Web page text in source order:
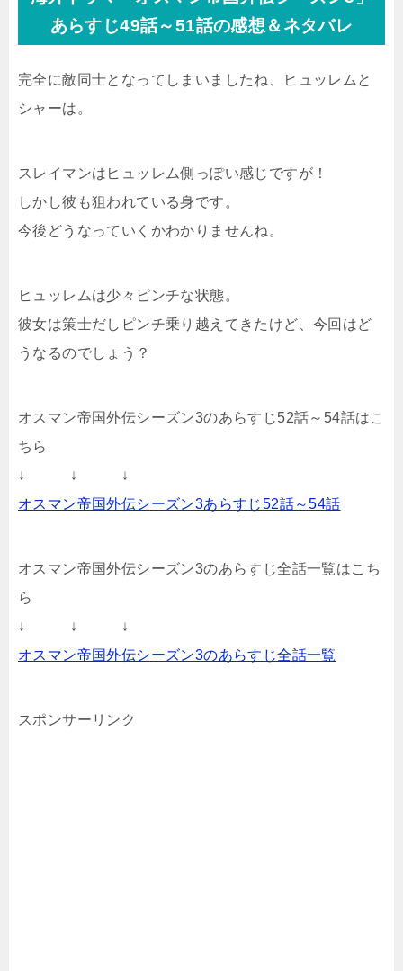
あらすじ49話～51話の感想＆ネタバレ
完全に敵同士となってしまいましたね、ヒュッレムと
シャーは。
スレイマンはヒュッレム側っぽい感じですが！
しかし彼も狙われている身です。
今後どうなっていくかわかりませんね。
ヒュッレムは少々ピンチな状態。
彼女は策士だしピンチ乗り越えてきたけど、今回はど
うなるのでしょう？
オスマン帝国外伝シーズン3のあらすじ52話～54話はこ
ちら
↓ ↓ ↓
オスマン帝国外伝シーズン3あらすじ52話～54話
オスマン帝国外伝シーズン3のあらすじ全話一覧はこち
ら
↓ ↓ ↓
オスマン帝国外伝シーズン3のあらすじ全話一覧
スポンサーリンク